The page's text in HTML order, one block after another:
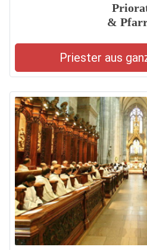
&
Priester aus